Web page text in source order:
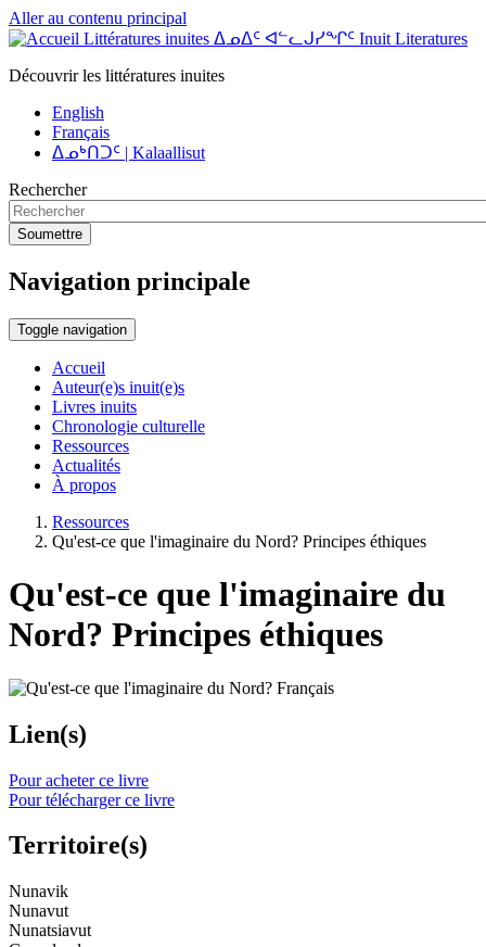
Aller au contenu principal
Littératures inuites ᐃᓄᐃᑦ ᐊᓪᓚᒍᓯᖏᑦ Inuit Literatures
Découvrir les littératures inuites
English
Français
ᐃᓄᒃᑎᑐᑦ | Kalaallisut
Rechercher
Soumettre
Navigation principale
Toggle navigation
Accueil
Auteur(e)s inuit(e)s
Livres inuits
Chronologie culturelle
Ressources
Actualités
À propos
Ressources
Qu'est-ce que l'imaginaire du Nord? Principes éthiques
Qu'est-ce que l'imaginaire du
Nord? Principes éthiques
Lien(s)
Pour acheter ce livre
Pour télécharger ce livre
Territoire(s)
Nunavik
Nunavut
Nunatsiavut